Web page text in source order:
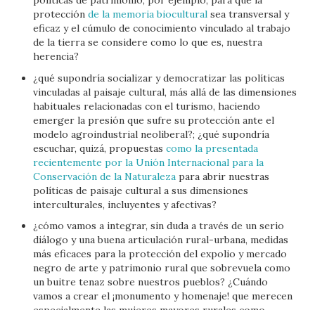
protecciónde la memoria biocultural sea transversal y
eficaz y el cúmulo de conocimiento vinculado al trabajo
de la tierra se considere como lo que es, nuestra
herencia?
¿qué supondría socializar y democratizar las políticas
vinculadas al paisaje cultural, más allá de las dimensiones
habituales relacionadas con el turismo, haciendo
emerger la presión que sufre su protección ante el
modelo agroindustrial neoliberal?; ¿qué supondría
escuchar, quizá, propuestascomo la presentada
recientemente por la Unión Internacional para la
Conservación de la Naturaleza para abrir nuestras
políticas de paisaje cultural a sus dimensiones
interculturales, incluyentes y afectivas?
¿cómo vamos a integrar, sin duda a través de un serio
diálogo y una buena articulación rural-urbana, medidas
más eficaces para la protección del expolio y mercado
negro de arte y patrimonio rural que sobrevuela como
un buitre tenaz sobre nuestros pueblos? ¿Cuándo
vamos a crear el ¡monumento y homenaje! que merecen